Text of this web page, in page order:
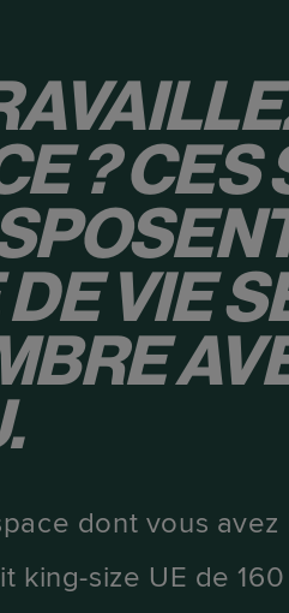
? CES
VIE
dont vous
king-size UE de